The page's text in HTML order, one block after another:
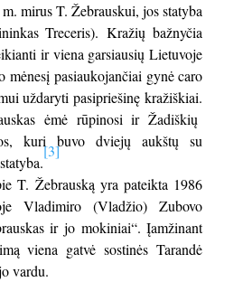
mirus T. Žebrauskui, jos statyba
Treceris). Kražių bažnyčia
ir viena garsiausių Lietuvoje
mėnesį pasiaukojančiai gynė caro
uždaryti pasipriešinę kražiškiai.
ėmė rūpinosi ir Žadiškių
kuri buvo dviejų aukštų su
[3]
T. Žebrauską yra pateikta 1986
Vladimiro (Vladžio) Zubovo
ir jo mokiniai“. Įamžinant
viena gatvė sostinės Tarandė
vardu.